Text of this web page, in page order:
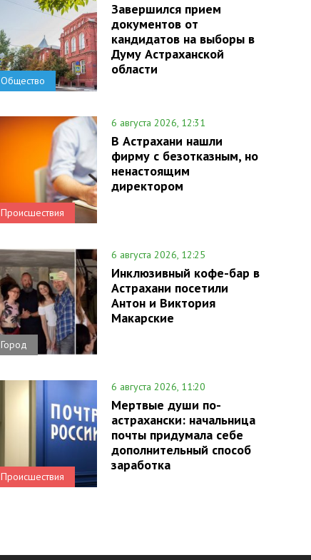
Общество
Завершился прием
документов от
кандидатов на выборы в
Думу Астраханской
области
Происшествия
6 августа 2026, 12:31
В Астрахани нашли
фирму с безотказным, но
ненастоящим
директором
Город
6 августа 2026, 12:25
Инклюзивный кофе-бар в
Астрахани посетили
Антон и Виктория
Макарские
Происшествия
6 августа 2026, 11:20
Мертвые души по-
астрахански: начальница
почты придумала себе
дополнительный способ
заработка